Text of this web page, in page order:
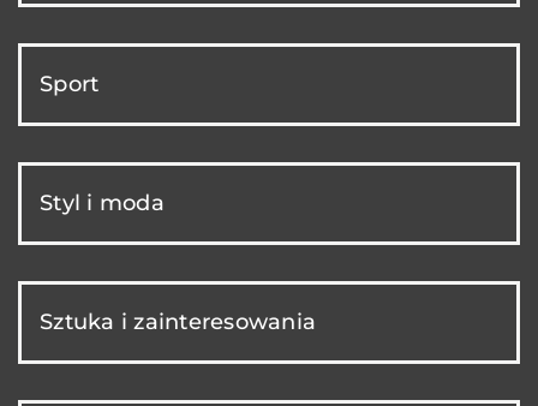
Sport
Styl i moda
Sztuka i zainteresowania